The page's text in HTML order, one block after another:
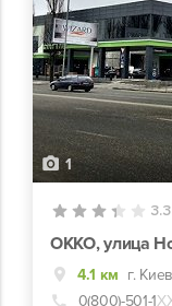
1
3.3
ОККО, улица
4.1 км г.
0(800)-501-1